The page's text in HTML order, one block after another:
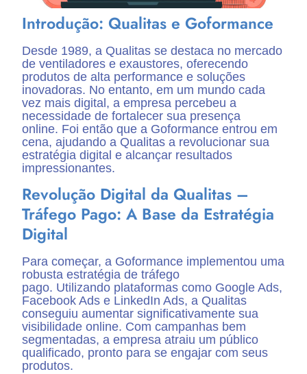
Introdução: Qualitas e Goformance
Desde 1989, a Qualitas se destaca no mercado
de ventiladores e exaustores, oferecendo
produtos de alta performance e soluções
inovadoras. No entanto, em um mundo cada
vez mais digital, a empresa percebeu a
necessidade de fortalecer sua presença
online. Foi então que a Goformance entrou em
cena, ajudando a Qualitas a revolucionar sua
estratégia digital e alcançar resultados
impressionantes.
Revolução Digital da Qualitas –
Tráfego Pago: A Base da Estratégia
Digital
Para começar, a Goformance implementou uma
robusta estratégia de tráfego
pago. Utilizando plataformas como Google Ads,
Facebook Ads e LinkedIn Ads, a Qualitas
conseguiu aumentar significativamente sua
visibilidade online. Com campanhas bem
segmentadas, a empresa atraiu um público
qualificado, pronto para se engajar com seus
produtos.